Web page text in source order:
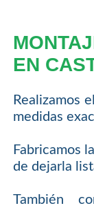
EN
Realizamos
medidas
Fabricamos
de dejarla
También